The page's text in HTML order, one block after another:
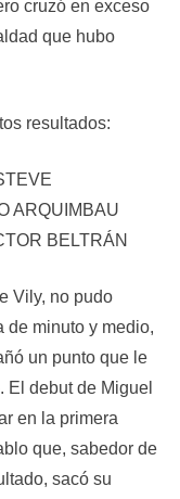
cruzó en exceso
que hubo
resultados:
ARQUIMBAU
BELTRÁN
Vily, no pudo
de minuto y medio,
un punto que le
El debut de Miguel
en la primera
que, sabedor de
sacó su